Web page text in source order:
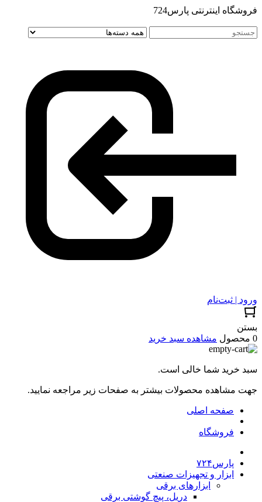
فروشگاه اینترنتی پارس724
ورود | ثبت‌نام
بستن
0 محصول
مشاهده سبد خرید
سبد خرید شما خالی است.
جهت مشاهده محصولات بیشتر به صفحات زیر مراجعه نمایید.
صفحه اصلی
فروشگاه
پارس۷۲۴
ابزار و تجهیزات صنعتی
ابزارهای برقی
دریل، پیچ گوشتی برقی